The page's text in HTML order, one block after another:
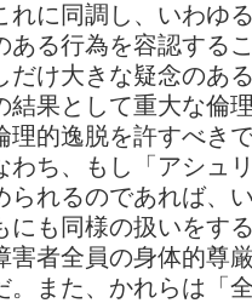
れに同調し、いわゆ
ある行為を容認する
だけ大きな疑念のあ
結果として重大な倫
理的逸脱を許すべき
わち、もし「アシュ
られるのであれば、
にも同様の扱いをす
害者全員の身体的尊
。また、かれらは「